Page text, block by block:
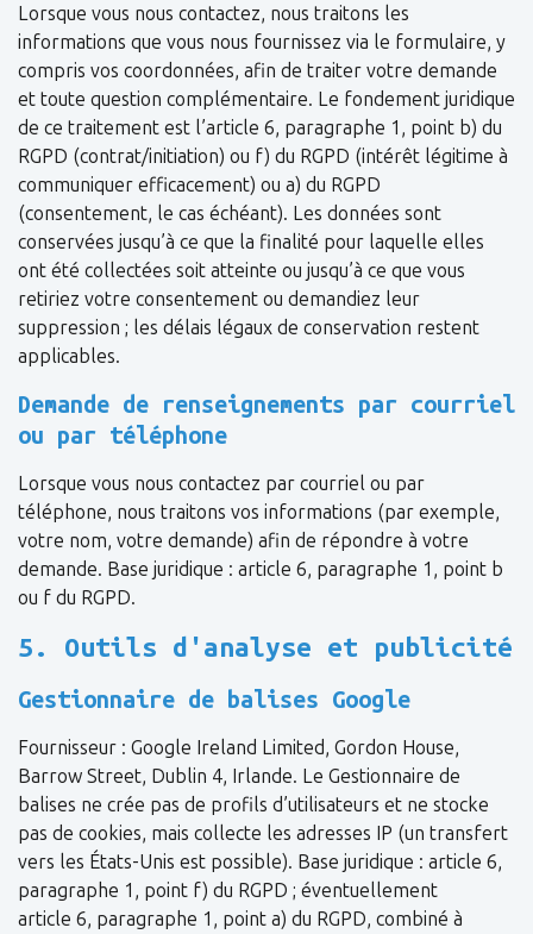
Lorsque vous nous contactez, nous traitons les
informations que vous nous fournissez via le formulaire, y
compris vos coordonnées, afin de traiter votre demande
et toute question complémentaire. Le fondement juridique
de ce traitement est l’article 6, paragraphe 1, point b) du
RGPD (contrat/initiation) ou f) du RGPD (intérêt légitime à
communiquer efficacement) ou a) du RGPD
(consentement, le cas échéant). Les données sont
conservées jusqu’à ce que la finalité pour laquelle elles
ont été collectées soit atteinte ou jusqu’à ce que vous
retiriez votre consentement ou demandiez leur
suppression ; les délais légaux de conservation restent
applicables.
Demande de renseignements par courriel
ou par téléphone
Lorsque vous nous contactez par courriel ou par
téléphone, nous traitons vos informations (par exemple,
votre nom, votre demande) afin de répondre à votre
demande. Base juridique : article 6, paragraphe 1, point b
ou f du RGPD.
5. Outils d'analyse et publicité
Gestionnaire de balises Google
Fournisseur : Google Ireland Limited, Gordon House,
Barrow Street, Dublin 4, Irlande. Le Gestionnaire de
balises ne crée pas de profils d’utilisateurs et ne stocke
pas de cookies, mais collecte les adresses IP (un transfert
vers les États-Unis est possible). Base juridique : article 6,
paragraphe 1, point f) du RGPD ; éventuellement
article 6, paragraphe 1, point a) du RGPD, combiné à